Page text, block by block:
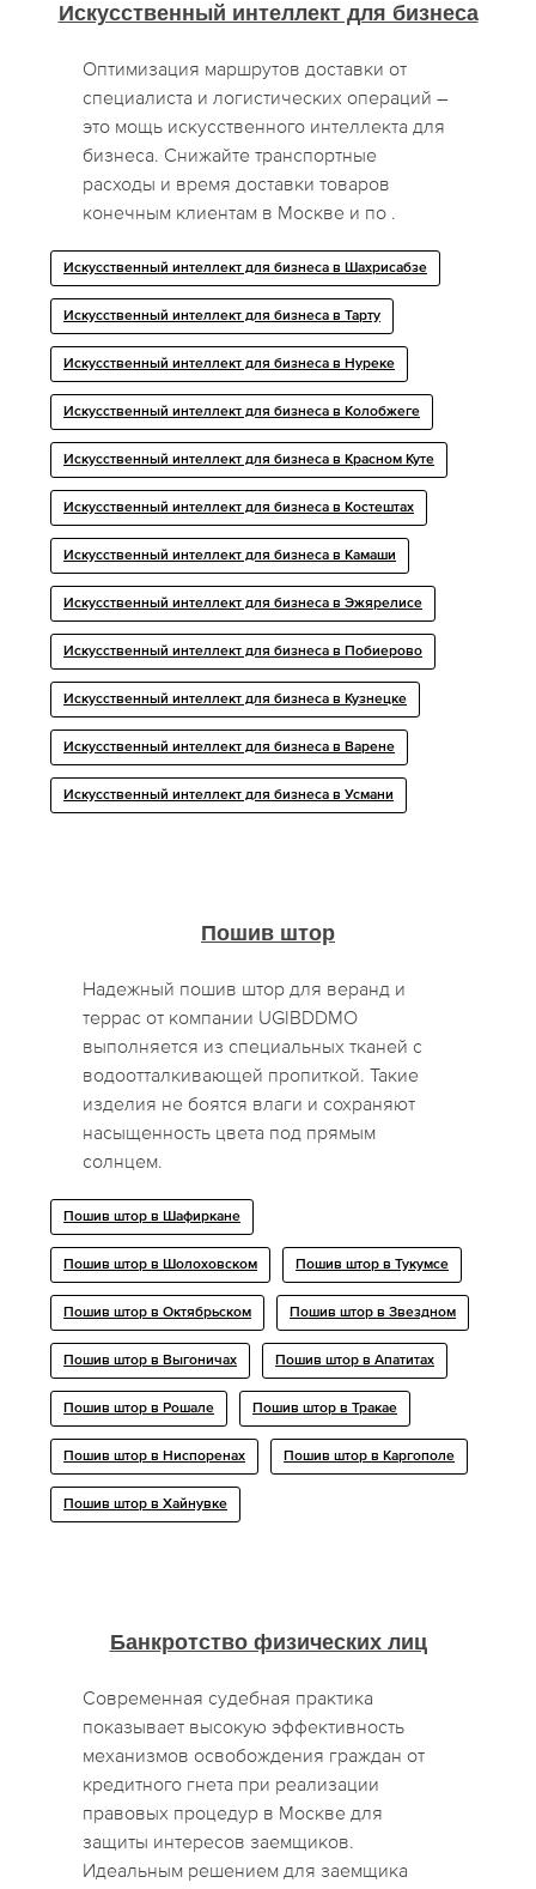
Искусственный интеллект для бизнеса
Оптимизация маршрутов доставки от
специалиста и логистических операций –
это мощь искусственного интеллекта для
бизнеса. Снижайте транспортные
расходы и время доставки товаров
конечным клиентам в Москве и по .
Искусственный интеллект для бизнеса в Шахрисабзе
Искусственный интеллект для бизнеса в Тарту
Искусственный интеллект для бизнеса в Нуреке
Искусственный интеллект для бизнеса в Колобжеге
Искусственный интеллект для бизнеса в Красном Куте
Искусственный интеллект для бизнеса в Костештах
Искусственный интеллект для бизнеса в Камаши
Искусственный интеллект для бизнеса в Эжярелисе
Искусственный интеллект для бизнеса в Побиерово
Искусственный интеллект для бизнеса в Кузнецке
Искусственный интеллект для бизнеса в Варене
Искусственный интеллект для бизнеса в Усмани
Пошив штор
Надежный пошив штор для веранд и
террас от компании UGIBDDMO
выполняется из специальных тканей с
водоотталкивающей пропиткой. Такие
изделия не боятся влаги и сохраняют
насыщенность цвета под прямым
солнцем.
Пошив штор в Шафиркане
Пошив штор в Шолоховском Пошив штор в Тукумсе
Пошив штор в Октябрьском Пошив штор в Звездном
Пошив штор в Выгоничах Пошив штор в Апатитах
Пошив штор в Рошале Пошив штор в Тракае
Пошив штор в Ниспоренах Пошив штор в Каргополе
Пошив штор в Хайнувке
Банкротство физических лиц
Современная судебная практика
показывает высокую эффективность
механизмов освобождения граждан от
кредитного гнета при реализации
правовых процедур в Москве для
защиты интересов заемщиков.
Идеальным решением для заемщика